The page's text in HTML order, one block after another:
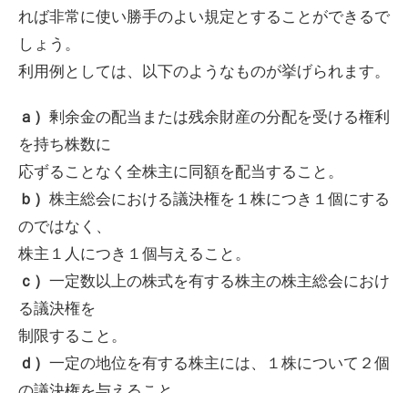
れば非常に使い勝手のよい規定とすることができるで
しょう。
利用例としては、以下のようなものが挙げられます。
ａ） 剰余金の配当または残余財産の分配を受ける権利
を持ち株数に
応ずることなく全株主に同額を配当すること。
ｂ） 株主総会における議決権を１株につき１個にする
のではなく、
株主１人につき１個与えること。
ｃ） 一定数以上の株式を有する株主の株主総会におけ
る議決権を
制限すること。
ｄ） 一定の地位を有する株主には、１株について２個